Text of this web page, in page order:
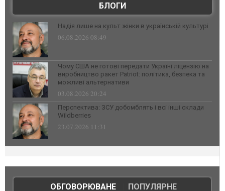
БЛОГИ
Надія лише на культ жінки в українській культурі
06.08.2026 08:49
Чому США не готові передати Україні ліцензію на
виробництво ракет Patriot: політика, безпека та
можливі альтернативи
03.08.2026 20:24
Перспектива: ЗСУ добомблять і всі інші склади
Wildberries
23.07.2026 11:31
ОБГОВОРЮВАНЕ| ПОПУЛЯРНЕ